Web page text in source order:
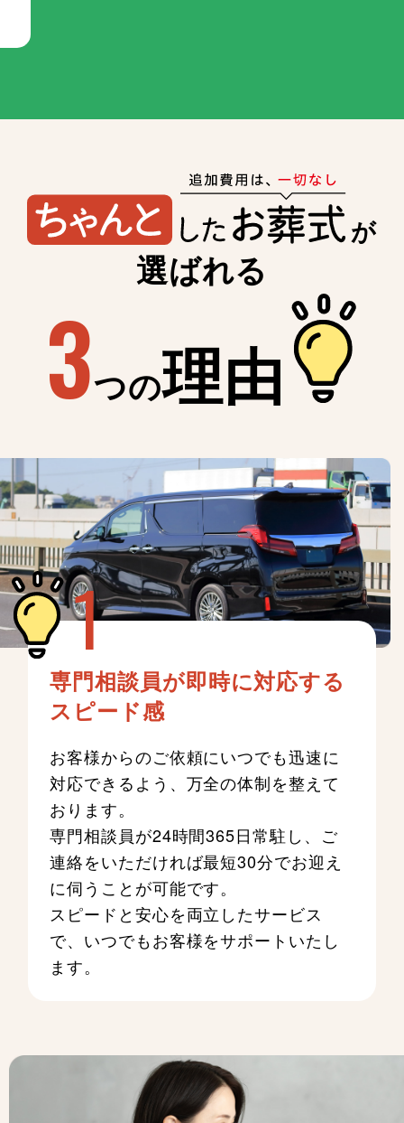
が
選ばれる
3つの理由
専門相談員が即時に対応する
スピード感
お客様からのご依頼にいつでも迅速に
対応できるよう、万全の体制を整えて
おります。
専門相談員が24時間365日常駐し、ご
連絡をいただければ最短30分でお迎え
に伺うことが可能です。
スピードと安心を両立したサービス
で、いつでもお客様をサポートいたし
ます。